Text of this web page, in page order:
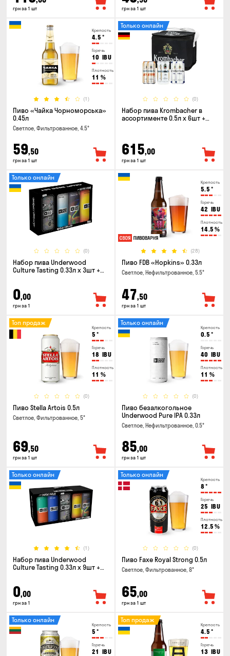
грн за 1 шт грн за 1 шт
Крепость
4.5 °
Горечь
10 IBU
Плотность
11 %
(1)
Пиво «Чайка Чорноморська»
0.45л
Светлое, Фильтрованное, 4.5°
59,50
грн за 1 шт
(0)
Только онлайн
Набор пива Krombacher в
ассортименте 0.5л х 6шт +
615,00
грн за 1 шт
(0)
Только онлайн
Набор пива Underwood
Culture Tasting 0.33л x 3шт +
0,00
грн за 1
Крепость
5.5 °
Горечь
42 IBU
Плотность
14.5 %
(28)
Пиво FDB «Hopkins» 0.33л
Светлое, Нефильтрованное, 5.5°
47,50
грн за 1 шт
Крепость
5 °
Горечь
18 IBU
Плотность
11 %
(0)
Топ продаж
Пиво Stella Artois 0.5л
Светлое, Фильтрованное, 5°
69,50
грн за 1 шт
Крепость
0.5 °
Горечь
40 IBU
Плотность
11 %
(0)
Только онлайн
Пиво безалкогольное
Underwood Pure IPA 0.33л
Светлое, Нефильтрованное, 0.5°
85,00
грн за 1 шт
(1)
Только онлайн
Набор пива Underwood
Culture Tasting 0.33л x 9шт +
0,00
грн за 1
Крепость
8 °
Горечь
25 IBU
Плотность
12.5 %
(0)
Только онлайн
Пиво Faxe Royal Strong 0.5л
Светлое, Фильтрованное, 8°
65,00
грн за 1 шт
Крепость
5 °
Горечь
21 IBU
Только онлайн
Крепость
4.5 °
Горечь
13 IBU
Топ продаж